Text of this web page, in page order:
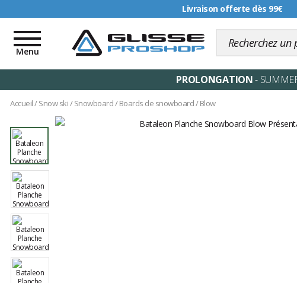
Livraison offerte dès 99€
Toggle
navigation
Menu
PROLONGATION-
Accueil/Snow ski/Snowboard/Boards de snowboard/Blow